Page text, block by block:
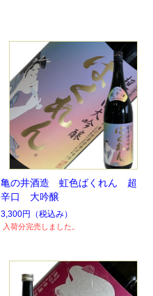
亀の井酒造 虹色ばくれん 超
辛口 大吟醸
3,300円 （税込み）
入荷分完売しました。